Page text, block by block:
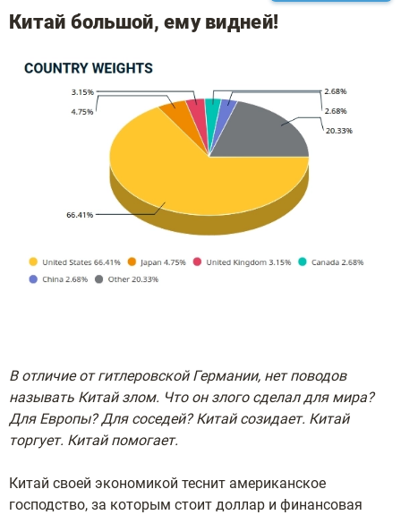
Китай большой, ему видней!
В отличие от гитлеровской Германии, нет поводов
называть Китай злом. Что он злого сделал для мира?
Для Европы? Для соседей? Китай созидает. Китай
торгует. Китай помогает.
Китай своей экономикой теснит американское
господство, за которым стоит доллар и финансовая